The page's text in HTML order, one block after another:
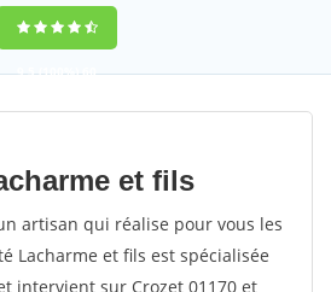
9,5(100%)60
votes
et fils
artisan qui réalise pour vous les
Lacharme et fils est spécialisée
intervient sur Crozet 01170 et